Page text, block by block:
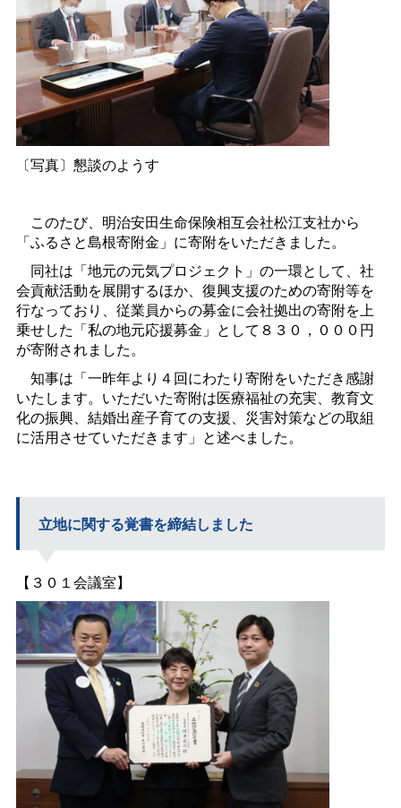
〔写真〕懇談のようす
このたび、明治安田生命保険相互会社松江支社から
「ふるさと島根寄附金」に寄附をいただきました。
同社は「地元の元気プロジェクト」の一環として、社
会貢献活動を展開するほか、復興支援のための寄附等を
行なっており、従業員からの募金に会社拠出の寄附を上
乗せした「私の地元応援募金」として８３０，０００円
が寄附されました。
知事は「一昨年より４回にわたり寄附をいただき感謝
いたします。いただいた寄附は医療福祉の充実、教育文
化の振興、結婚出産子育ての支援、災害対策などの取組
に活用させていただきます」と述べました。
立地に関する覚書を締結しました
【３０１会議室】